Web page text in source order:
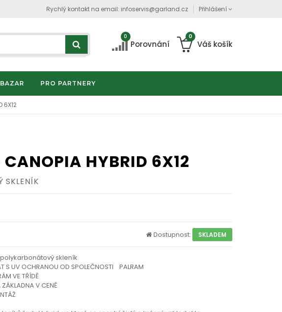
Rychlý kontakt na email: infoservis@garland.cz Přihlášení
0
Porovnání
0
Váš košík
BAZAR PRO PARTNERY
6X12
HYBRID 6X12
SKLENÍK
Dostupnost: SKLADEM
polykarbonátový skleník
S UV OCHRANOU OD SPOLEČNOSTI PALRAM
VE TŘÍDĚ
V CENĚ